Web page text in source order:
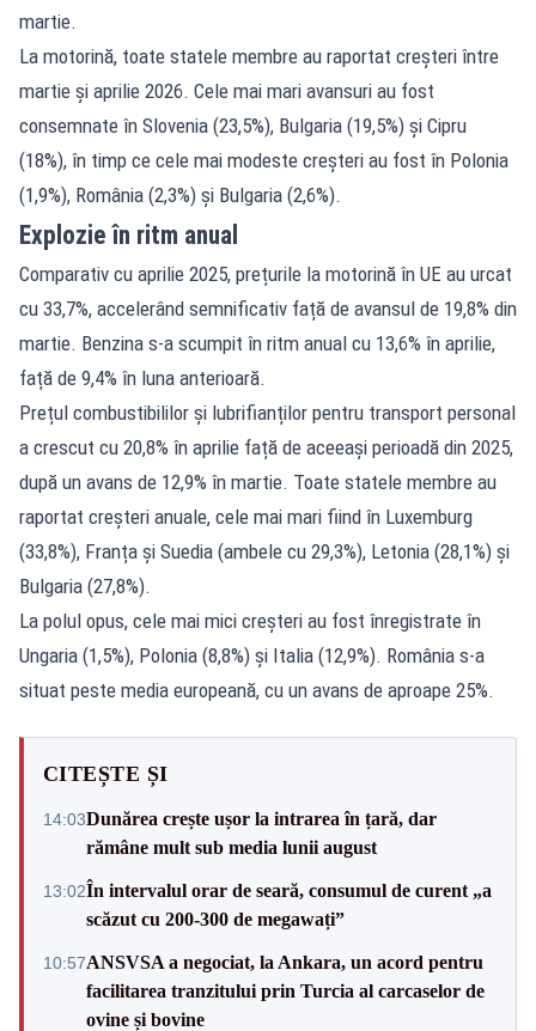
martie.
La motorină, toate statele membre au raportat creșteri între
martie și aprilie 2026. Cele mai mari avansuri au fost
consemnate în Slovenia (23,5%), Bulgaria (19,5%) și Cipru
(18%), în timp ce cele mai modeste creșteri au fost în Polonia
(1,9%), România (2,3%) și Bulgaria (2,6%).
Explozie în ritm anual
Comparativ cu aprilie 2025, prețurile la motorină în UE au urcat
cu 33,7%, accelerând semnificativ față de avansul de 19,8% din
martie. Benzina s-a scumpit în ritm anual cu 13,6% în aprilie,
față de 9,4% în luna anterioară.
Prețul combustibililor și lubrifianților pentru transport personal
a crescut cu 20,8% în aprilie față de aceeași perioadă din 2025,
după un avans de 12,9% în martie. Toate statele membre au
raportat creșteri anuale, cele mai mari fiind în Luxemburg
(33,8%), Franța și Suedia (ambele cu 29,3%), Letonia (28,1%) și
Bulgaria (27,8%).
La polul opus, cele mai mici creșteri au fost înregistrate în
Ungaria (1,5%), Polonia (8,8%) și Italia (12,9%). România s-a
situat peste media europeană, cu un avans de aproape 25%.
CITEȘTE ȘI
14:03Dunărea crește ușor la intrarea în țară, dar
rămâne mult sub media lunii august
13:02În intervalul orar de seară, consumul de curent „a
scăzut cu 200-300 de megawați”
10:57ANSVSA a negociat, la Ankara, un acord pentru
facilitarea tranzitului prin Turcia al carcaselor de
ovine și bovine